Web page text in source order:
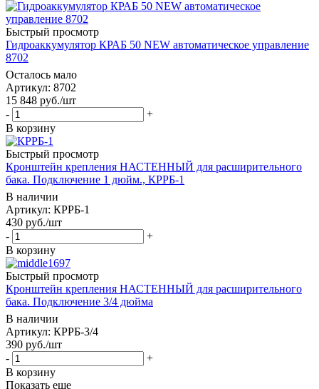
Быстрый просмотр
Гидроаккумулятор КРАБ 50 NEW автоматическое управление
8702
Осталось мало
Артикул: 8702
15 848 руб./шт
-
+
В корзину
Быстрый просмотр
Кронштейн крепления НАСТЕННЫЙ для расширительного
бака. Подключение 1 дюйм., КРРБ-1
В наличии
Артикул: КРРБ-1
430 руб./шт
-
+
В корзину
Быстрый просмотр
Кронштейн крепления НАСТЕННЫЙ для расширительного
бака. Подключение 3/4 дюйма
В наличии
Артикул: КРРБ-3/4
390 руб./шт
-
+
В корзину
Показать еще